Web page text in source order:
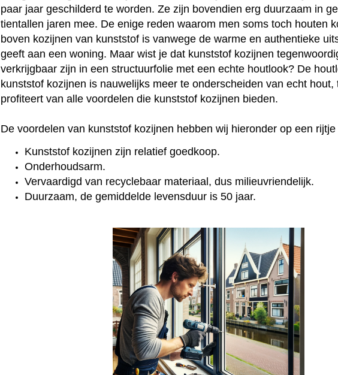
paar jaar geschilderd te worden. Ze zijn bovendien erg duurzaam in
tientallen jaren mee. De enige reden waarom men soms toch houten
boven kozijnen van kunststof is vanwege de warme en authentieke
geeft aan een woning. Maar wist je dat kunststof kozijnen
verkrijgbaar zijn in een structuurfolie met een echte houtlook? De
kunststof kozijnen is nauwelijks meer te onderscheiden van echt hout,
profiteert van alle voordelen die kunststof kozijnen bieden.
De voordelen van kunststof kozijnen hebben wij hieronder op een rijtje
Kunststof kozijnen zijn relatief goedkoop.
Onderhoudsarm.
Vervaardigd van recyclebaar materiaal, dus milieuvriendelijk.
Duurzaam, de gemiddelde levensduur is 50 jaar.